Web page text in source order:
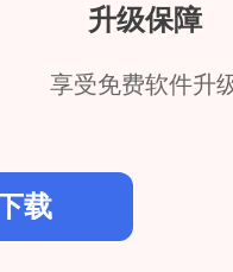
升级保障
享受免费软件升
载